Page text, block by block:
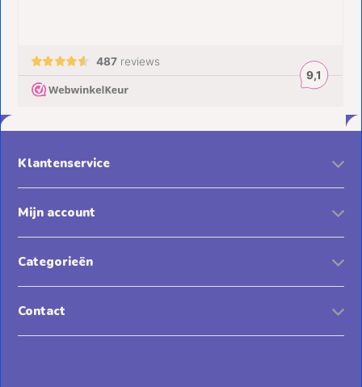
Klantenservice
Mijn account
Categorieën
Contact